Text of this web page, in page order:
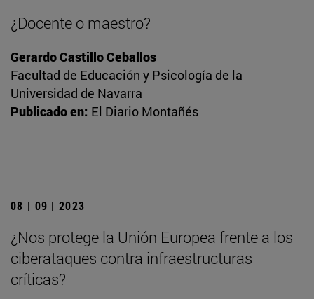
¿Docente o maestro?
Gerardo Castillo Ceballos
Facultad de Educación y Psicología de la
Universidad de Navarra
Publicado en: El Diario Montañés
08 | 09 | 2023
¿Nos protege la Unión Europea frente a los
ciberataques contra infraestructuras
críticas?